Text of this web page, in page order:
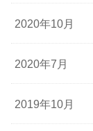
2020年10月
2020年7月
2019年10月